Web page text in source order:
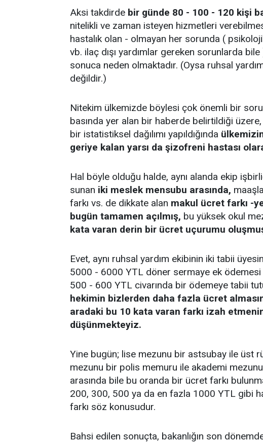
Aksi takdirde bir günde 80 - 100 - 120 kişi
nitelikli ve zaman isteyen hizmetleri
hastalık olan - olmayan her sorunda (
vb. ilaç dışı yardımlar gereken sorunlarda
sonuca neden olmaktadır. (Oysa ruhsal
değildir.)
Nitekim ülkemizde böylesi çok önemli bir
basında yer alan bir haberde belirtildiği
bir istatistiksel dağılımı yapıldığında
geriye kalan yarsı da şizofreni hastası
Hal böyle olduğu halde, aynı alanda ekip
sunan iki meslek mensubu arasında,
farkı vs. de dikkate alan makul ücret farkı -
bugün tamamen açılmış, bu yüksek okul
kata varan derin bir ücret uçurumu
Evet, aynı ruhsal yardım ekibinin iki tabii
5000 - 6000 YTL döner sermaye ek
500 - 600 YTL civarında bir ödemeye tabii
hekimin bizlerden daha fazla ücret
aradaki bu 10 kata varan farkı izah
düşünmekteyiz.
Yine bugün; lise mezunu bir astsubay ile üst
mezunu bir polis memuru ile akademi
arasında bile bu oranda bir ücret farkı
200, 300, 500 ya da en fazla 1000 YTL gibi
farkı söz konusudur.
Bahsi edilen sonuçta, bakanlığın son